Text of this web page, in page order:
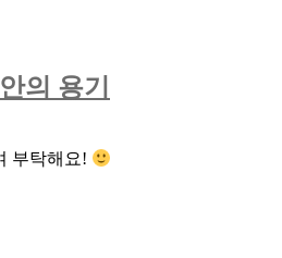
의 용기
부탁해요!